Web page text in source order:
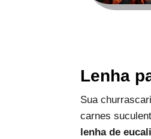
Lenha
Sua
carnes
lenha de